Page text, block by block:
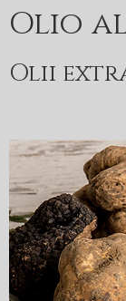
Olio
Olii